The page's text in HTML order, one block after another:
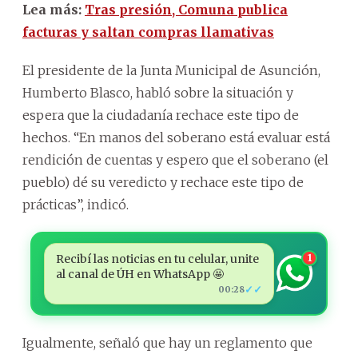
Lea más: Tras presión, Comuna publica
facturas y saltan compras llamativas
El presidente de la Junta Municipal de Asunción,
Humberto Blasco, habló sobre la situación y
espera que la ciudadanía rechace este tipo de
hechos. “En manos del soberano está evaluar está
rendición de cuentas y espero que el soberano (el
pueblo) dé su veredicto y rechace este tipo de
prácticas”, indicó.
Recibí las noticias en tu celular, unite
al canal de ÚH en WhatsApp 🤩
00:28✓✓
1
Igualmente, señaló que hay un reglamento que